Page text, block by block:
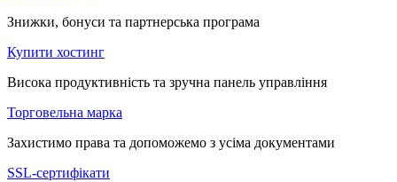
Знижки, бонуси та партнерська програма
Купити хостинг
Висока продуктивність та зручна панель управління
Торговельна марка
Захистимо права та допоможемо з усіма документами
SSL-сертифікати